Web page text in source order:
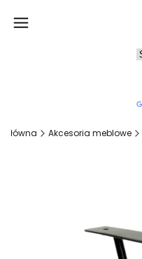
główna Akcesoria meblowe